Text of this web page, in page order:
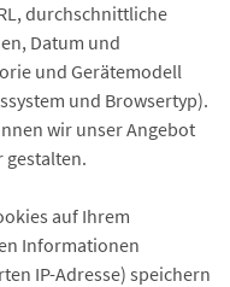
durchschnittliche
Datum und
und Gerätemodell
und Browsertyp).
wir unser Angebot
auf Ihrem
Informationen
IP-Adresse) speichern